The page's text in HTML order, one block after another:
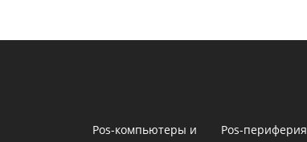
Pos-компьютеры и
Pos-периферия